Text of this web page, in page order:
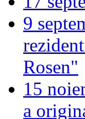
9
Rosen"
15
a